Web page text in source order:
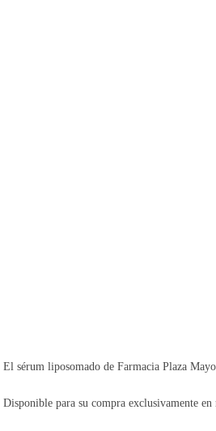
El sérum liposomado de Farmacia Plaza
Disponible para su compra exclusivamente